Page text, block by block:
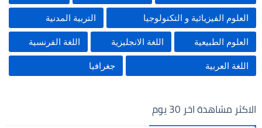
العلوم الفيزيائية و التكنولوجيا التربية المدنية
العلوم الطبيعية اللغة الانجليزية اللغة الفرنسية
اللغة العربية جغرافيا
الاكثر مشاهدة اخر 30 يوم